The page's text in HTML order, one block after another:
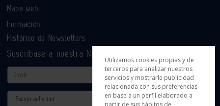
Mapa web
Formación
Histórico de Newsletters
Suscríbase a nuestra Newsletter
Email
Actividad
Utilizamos cookies propias y de
terceros para analizar nuestros
servicios y mostrarle publicidad
relacionada con sus preferencias
en base a un perfil elaborado a
partir de sus hábitos de